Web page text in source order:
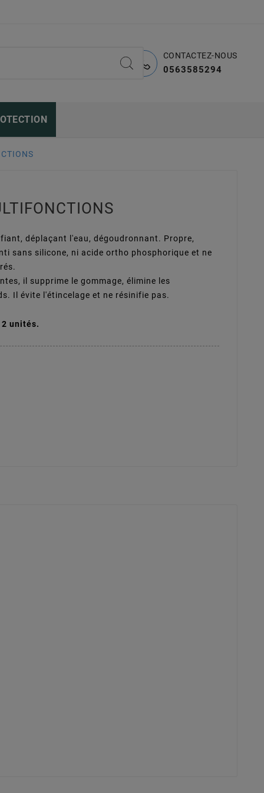
CONTACTEZ-NOUS
0563585294
déplaçant l'eau, dégoudronnant. Propre,
sans silicone, ni acide ortho phosphorique et ne
il supprime le gommage, élimine les
Il évite l'étincelage et ne résinifie pas.
unités.